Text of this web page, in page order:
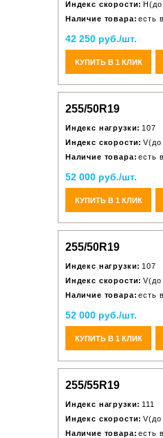
Индекс скорости:
Наличие товара: есть
42 250 руб./шт.
КУПИТЬ В 1 КЛИК
255/50R19
Индекс нагрузки: 107
Индекс скорости: V(до
Наличие товара: есть
52 000 руб./шт.
КУПИТЬ В 1 КЛИК
255/50R19
Индекс нагрузки: 107
Индекс скорости: V(до
Наличие товара: есть
52 000 руб./шт.
КУПИТЬ В 1 КЛИК
255/55R19
Индекс нагрузки: 111
Индекс скорости: V(до
Наличие товара: есть